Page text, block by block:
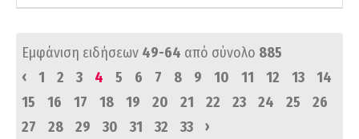
Εμφάνιση ειδήσεων 49-64 από σύνολο 885
‹
1 2 3 4 5 6 7 8 9 10 11 12 13
14
15
16 17 18 19 20 21 22 23 24 25
26
27
28 29 30 31 32 33 ›